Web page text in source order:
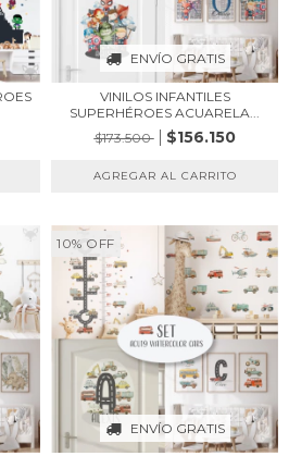
ENVÍO GRATIS
VINILOS INFANTILES
SUPERHÉROES ACUARELA...
$173.500
$156.150
10% OFF
ENVÍO GRATIS